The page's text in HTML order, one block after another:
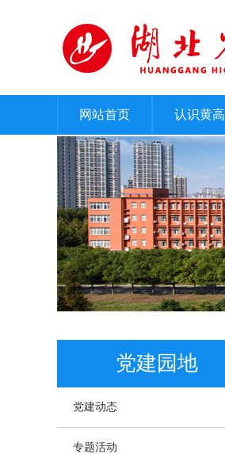
网站首页 认识黄高
党建园地
党建动态
专题活动